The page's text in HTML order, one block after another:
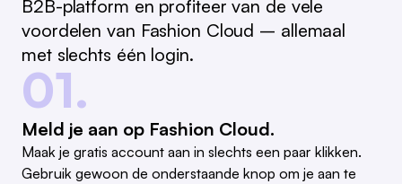
B2B-platform en profiteer van de vele
voordelen van Fashion Cloud – allemaal
met slechts één login.
01.
Meld je aan op Fashion Cloud.
Maak je gratis account aan in slechts een paar klikken.
Gebruik gewoon de onderstaande knop om je aan te